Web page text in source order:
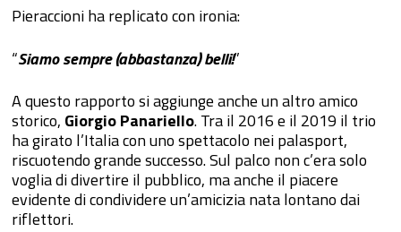
Pieraccioni ha replicato con ironia:
“Siamo sempre (abbastanza) belli!”
A questo rapporto si aggiunge anche un altro amico
storico, Giorgio Panariello. Tra il 2016 e il 2019 il trio
ha girato l’Italia con uno spettacolo nei palasport,
riscuotendo grande successo. Sul palco non c’era solo
voglia di divertire il pubblico, ma anche il piacere
evidente di condividere un’amicizia nata lontano dai
riflettori.